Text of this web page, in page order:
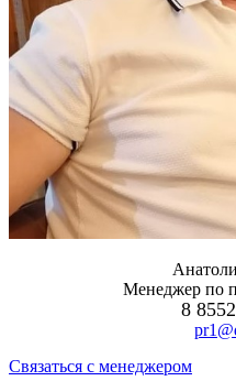
Менеджер по
8
Cвязаться с менеджером